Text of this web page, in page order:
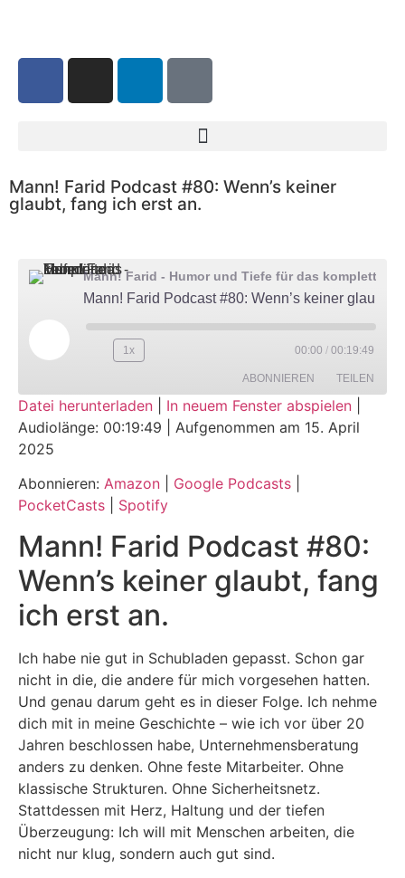
Mann! Farid Podcast #80: Wenn’s keiner
glaubt, fang ich erst an.
1x 00:00 / 00:19:49
ABONNIEREN TEILEN
Amazon Google Podcasts
RSS FEED
TEILEN
EMBED
Datei herunterladen In neuem Fenster abspielen
Audiolänge: 00:19:49
Aufgenommen am 15. April
2025
Abonnieren: Amazon Google Podcasts
PocketCasts
Spotify
Mann! Farid Podcast #80:
Wenn’s keiner glaubt, fang
ich erst an.
Ich habe nie gut in Schubladen gepasst. Schon gar
nicht in die, die andere für mich vorgesehen hatten.
Und genau darum geht es in dieser Folge. Ich nehme
dich mit in meine Geschichte – wie ich vor über 20
Jahren beschlossen habe, Unternehmensberatung
anders zu denken. Ohne feste Mitarbeiter. Ohne
klassische Strukturen. Ohne Sicherheitsnetz.
Stattdessen mit Herz, Haltung und der tiefen
Überzeugung: Ich will mit Menschen arbeiten, die
nicht nur klug, sondern auch gut sind.